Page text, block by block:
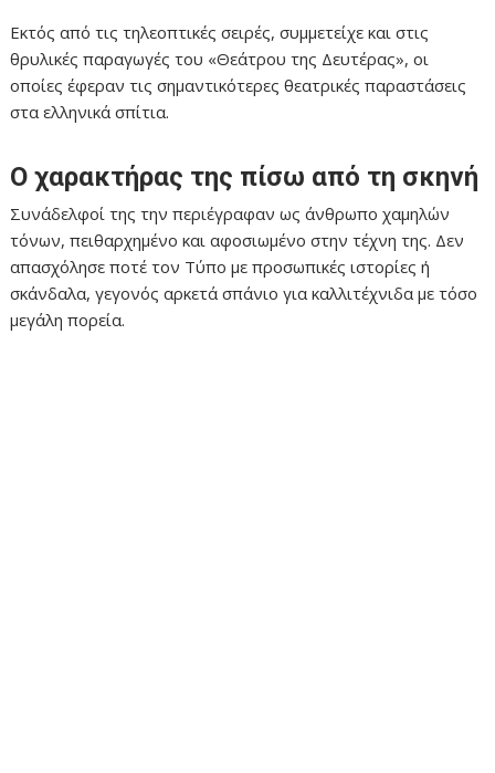
Εκτός από τις τηλεοπτικές σειρές, συμμετείχε και στις
θρυλικές παραγωγές του «Θεάτρου της Δευτέρας», οι
οποίες έφεραν τις σημαντικότερες θεατρικές παραστάσεις
στα ελληνικά σπίτια.
Ο χαρακτήρας της πίσω από τη σκηνή
Συνάδελφοί της την περιέγραφαν ως άνθρωπο χαμηλών
τόνων, πειθαρχημένο και αφοσιωμένο στην τέχνη της. Δεν
απασχόλησε ποτέ τον Τύπο με προσωπικές ιστορίες ή
σκάνδαλα, γεγονός αρκετά σπάνιο για καλλιτέχνιδα με τόσο
μεγάλη πορεία.